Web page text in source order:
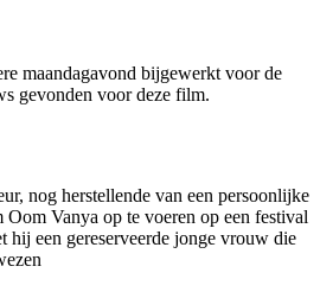
maandagavond bijgewerkt voor de
gevonden voor deze film.
nog herstellende van een persoonlijke
Oom Vanya op te voeren op een festival
hij een gereserveerde jonge vrouw die